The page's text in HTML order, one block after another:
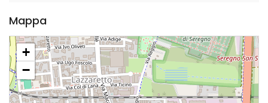
Mappa
+
−